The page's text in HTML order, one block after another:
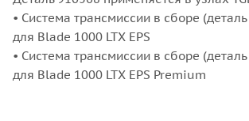
• Система трансмиссии в сборе
для Blade 1000 LTX EPS
• Система трансмиссии в сборе
для Blade 1000 LTX EPS Premium